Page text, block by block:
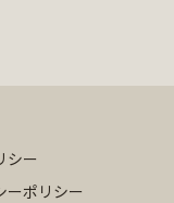
シー
ーポリシー